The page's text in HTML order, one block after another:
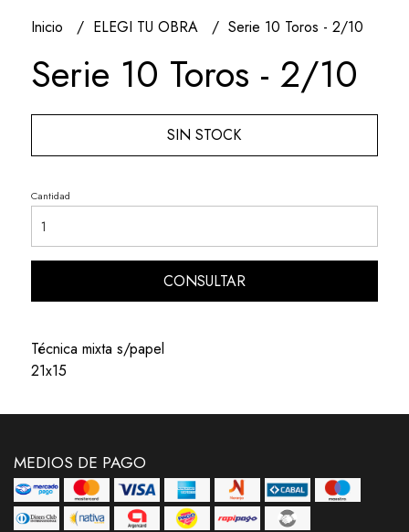
Inicio ELEGI TU OBRA Serie 10 Toros - 2/10
Serie 10 Toros - 2/10
SIN STOCK
Cantidad
CONSULTAR
Técnica mixta s/papel
21x15
MEDIOS DE PAGO